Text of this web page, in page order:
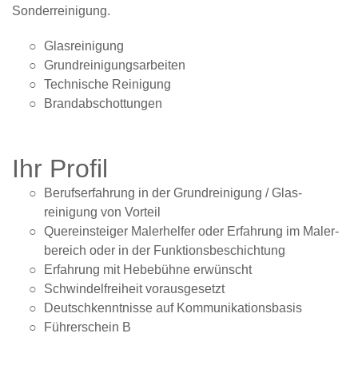
Sonderreinigung.
Glas­reinigung
Grund­reinigungs­arbeiten
Technische Reinigung
Brand­abschottungen
Ihr Profil
Berufs­erfahrung in der Grund­reinigung / Glas­
reinigung von Vorteil
Querein­steiger Malerhelfer oder Erfahrung im Maler­
bereich oder in der Funktions­beschichtung
Erfahrung mit Hebebühne erwünscht
Schwindel­freiheit voraus­gesetzt
Deutsch­kenntnisse auf Kommunikations­basis
Führerschein B